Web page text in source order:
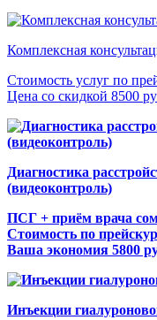
Комплексная
Стоимость услуг по
Цена со скидкой 8500
Диагностика
(видеоконтроль)
ПСГ + приём врача
Стоимость по
Ваша экономия 5800
Инъекции